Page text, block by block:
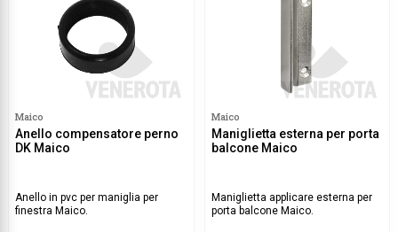
Maico
Anello compensatore perno
DK Maico
Anello in pvc per maniglia per
finestra Maico.
Maico
Maniglietta esterna per porta
balcone Maico
Maniglietta applicare esterna per
porta balcone Maico.